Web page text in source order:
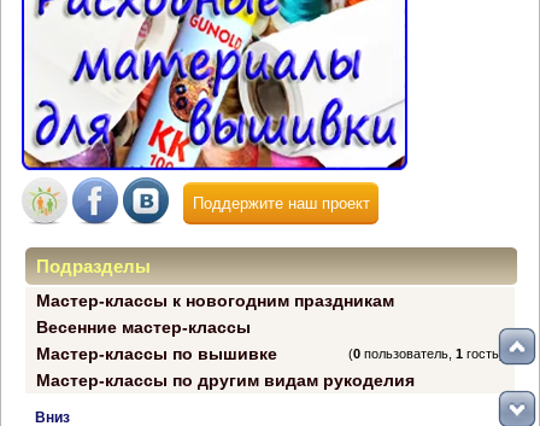
Поддержите наш проект
Подразделы
Мастер-классы к новогодним праздникам
Весенние мастер-классы
Мастер-классы по вышивке
(0 пользователь,1 гость)
Мастер-классы по другим видам рукоделия
Вниз